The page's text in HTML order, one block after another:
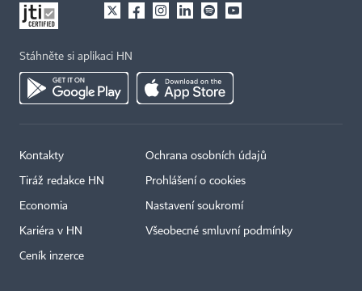
Stáhněte si aplikaci HN
Kontakty
Tiráž redakce HN
Economia
Kariéra v HN
Ceník inzerce
Ochrana osobních údajů
Prohlášení o cookies
Nastavení soukromí
Všeobecné smluvní podmínky